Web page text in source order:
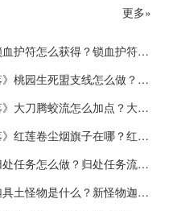
更多»
符怎么获得？锁血护符获得方法
死盟支线怎么做？桃园生死盟牙旗位置分享
腾蛟流怎么加点？大刀腾蛟流加点推荐
卷尘烟旗子在哪？红莲卷尘烟收集攻略
任务怎么做？归处任务流程介绍
怪物是什么？新怪物迦具土介绍视频